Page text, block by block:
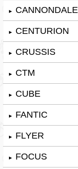
► CANNONDALE
► CENTURION
► CRUSSIS
► CTM
► CUBE
► FANTIC
► FLYER
► FOCUS